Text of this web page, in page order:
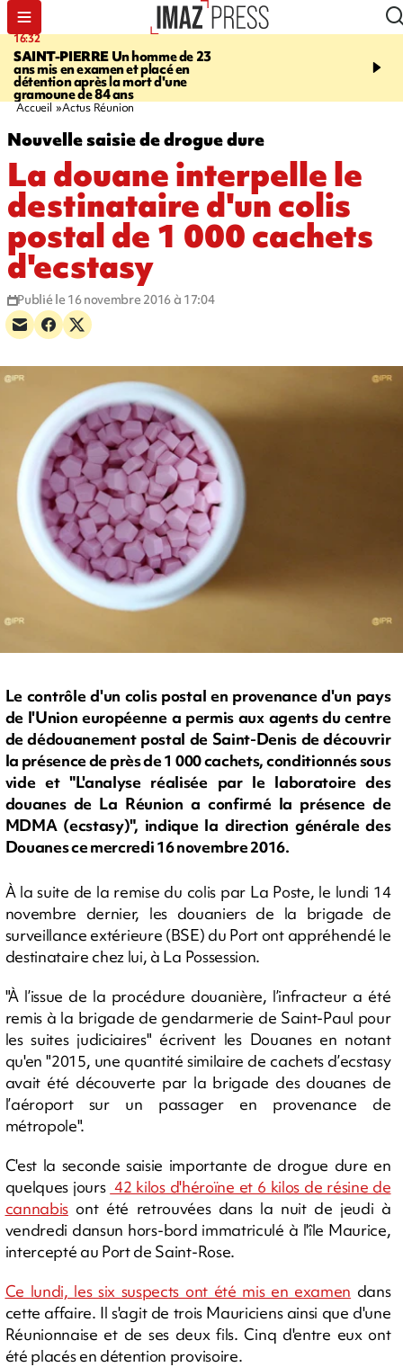
16:32
SAINT-PIERREUn homme de 23
ans mis en examen et placé en
détention après la mort d'une
gramoune de 84 ans
21:08
et Turquie scellent un
Accueil Actus Réunion
Nouvelle saisie de drogue dure
La douane interpelle le
destinataire d'un colis
postal de 1 000 cachets
d'ecstasy
Publié le 16 novembre 2016 à 17:04
Le contrôle d'un colis postal en provenance d'un pays
de l'Union européenne a permis aux agents du centre
de dédouanement postal de Saint-Denis de découvrir
la présence de près de 1 000 cachets, conditionnés sous
vide et "L'analyse réalisée par le laboratoire des
douanes de La Réunion a confirmé la présence de
MDMA (ecstasy)", indique la direction générale des
Douanes ce mercredi 16 novembre 2016.
À la suite de la remise du colis par La Poste, le lundi 14
novembre dernier, les douaniers de la brigade de
surveillance extérieure (BSE) du Port ont appréhendé le
destinataire chez lui, à La Possession.
"À l’issue de la procédure douanière, l’infracteur a été
remis à la brigade de gendarmerie de Saint-Paul pour
les suites judiciaires" écrivent les Douanes en notant
qu'en "2015, une quantité similaire de cachets d’ecstasy
avait été découverte par la brigade des douanes de
l’aéroport sur un passager en provenance de
métropole".
C'est la seconde saisie importante de drogue dure en
quelques jours 42 kilos d'héroïne et 6 kilos de résine de
cannabisont été retrouvées dans la nuit de jeudi à
vendredi dansun hors-bord immatriculé à l'île Maurice,
intercepté au Port de Saint-Rose.
Ce lundi, les six suspects ont été mis en examen dans
cette affaire. Il s'agit de trois Mauriciens ainsi que d'une
Réunionnaise et de ses deux fils. Cinq d'entre eux ont
été placés en détention provisoire.